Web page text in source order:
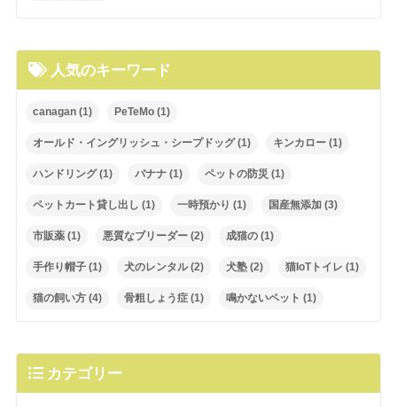
人気のキーワード
canagan(1) PeTeMo(1)
オールド・イングリッシュ・シープドッグ(1) キンカロー(1)
ハンドリング(1) バナナ(1) ペットの防災 (1)
ペットカート貸し出し (1) 一時預かり (1) 国産無添加 (3)
市販薬(1) 悪質なブリーダー(2) 成猫の(1)
手作り帽子(1) 犬のレンタル(2) 犬塾(2) 猫IoTトイレ (1)
猫の飼い方(4) 骨粗しょう症(1) 鳴かないペット (1)
カテゴリー